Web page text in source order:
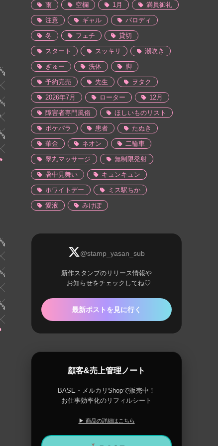
雨 空欄 1月 満員御礼
注意 ギャル パロディ
冬 フェチ 貸切
スタート スッキリ 潮吹き
ぎゅー 洗体 脚
予約完売 先生 ヲタク
2026年7月 ローター 12月
障害者専門風俗 ほしいものリスト
ポケパラ 患者 たぬき
華金 ネオン 二輪車
睾丸マッサージ 無制限発射
暑中見舞い キュンキュン
ホワイトデー ミス駅ちか
愛液 みけぽ
@stamp_yasan_sub
新作スタンプのリリース情報や
お知らせをチェックしてね♡
最新ポストを見に行く
顧客&売上管理ノート
BASE・メルカリShopで販売中！
お仕事効率化のリフィルシート
▶ 商品の詳細はこちら